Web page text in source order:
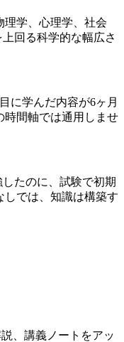
理学、心理学、社会
回る科学的な幅広さ
に学んだ内容が6ヶ月
時間軸では通用しませ
たのに、試験で初期
では、知識は構築す
、講義ノートをアッ